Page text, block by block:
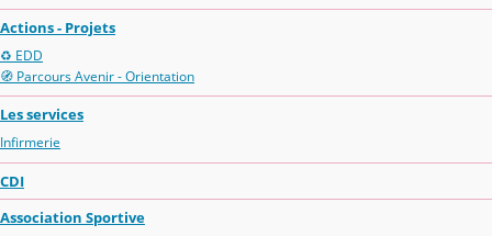
Actions - Projets
♻️ EDD
🧭 Parcours Avenir - Orientation
Les services
Infirmerie
CDI
Association Sportive